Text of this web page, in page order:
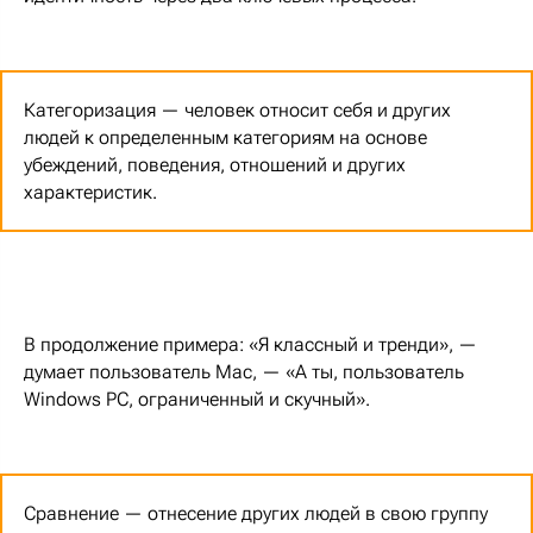
Категоризация — человек относит себя и других
людей к определенным категориям на основе
убеждений, поведения, отношений и других
характеристик.
В продолжение примера: «Я классный и тренди», —
думает пользователь Mac, — «А ты, пользователь
Windows PC, ограниченный и скучный».
Сравнение — отнесение других людей в свою группу